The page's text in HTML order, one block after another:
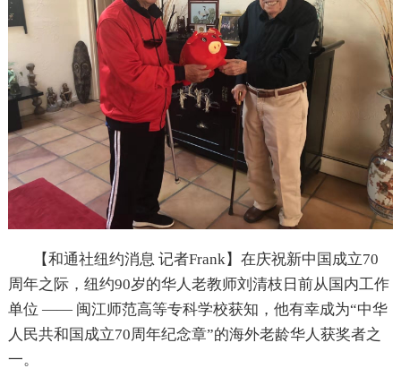
【和通社纽约消息 记者Frank】在庆祝新中国成立70
周年之际，纽约90岁的华人老教师刘清枝日前从国内工作
单位 —— 闽江师范高等专科学校获知，他有幸成为“中华
人民共和国成立70周年纪念章”的海外老龄华人获奖者之
一。